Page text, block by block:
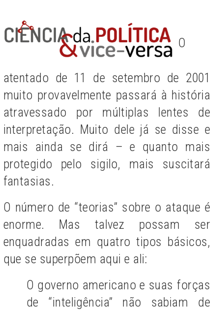
O
atentado de 11 de setembro de 2001
muito provavelmente passará à história
atravessado por múltiplas lentes de
interpretação. Muito dele já se disse e
mais ainda se dirá – e quanto mais
protegido pelo sigilo, mais suscitará
fantasias.
O número de “teorias” sobre o ataque é
enorme. Mas talvez possam ser
enquadradas em quatro tipos básicos,
que se superpõem aqui e ali:
O governo americano e suas forças
de “inteligência” não sabiam de